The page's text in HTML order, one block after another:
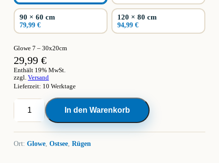
90 × 60 cm
79,99 €
120 × 80 cm
94,99 €
Glowe 7 – 30x20cm
29,99 €
Enthält 19% MwSt.
zzgl. Versand
Lieferzeit: 10 Werktage
Leinwand
Glowe
7
In den Warenkorb
Ort: Glowe, Ostsee, Rügen